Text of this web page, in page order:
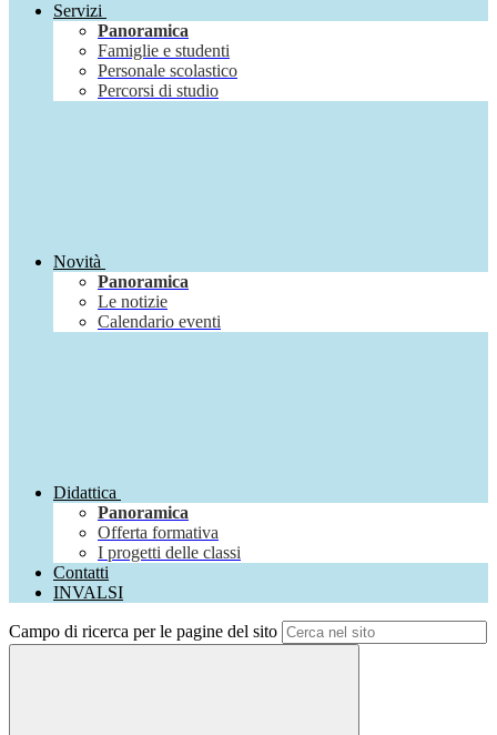
Servizi
Panoramica
Famiglie e studenti
Personale scolastico
Percorsi di studio
Novità
Panoramica
Le notizie
Calendario eventi
Didattica
Panoramica
Offerta formativa
I progetti delle classi
Contatti
INVALSI
Campo di ricerca per le pagine del sito